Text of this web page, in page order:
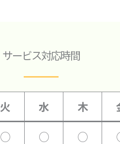
サービス対応時間
火 水 木
○ ○ ○